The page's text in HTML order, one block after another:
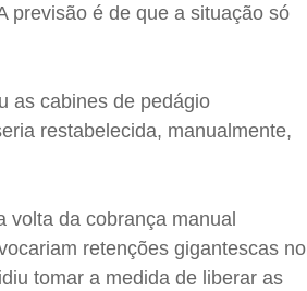
previsão é de que a situação só
as cabines de pedágio
restabelecida, manualmente,
volta da cobrança manual
retenções gigantescas no
tomar a medida de liberar as